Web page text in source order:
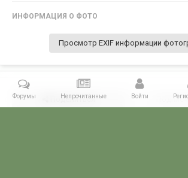
ИНФОРМАЦИЯ О ФОТО
Просмотр EXIF информации
Поделиться
Форумы Непрочитанные Войти